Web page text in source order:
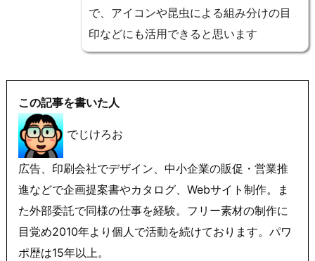
で、アイコンや昆虫による組み分けの目
印などにも活用できると思います
この記事を書いた人
でじけろお
広告、印刷会社でデザイン、中小企業の販促・営業推
進などで企画提案書やカタログ、Webサイト制作。ま
た外部委託で同様の仕事を経験。フリー素材の制作に
目覚め2010年より個人で活動を続けております。パワ
ポ歴は15年以上。